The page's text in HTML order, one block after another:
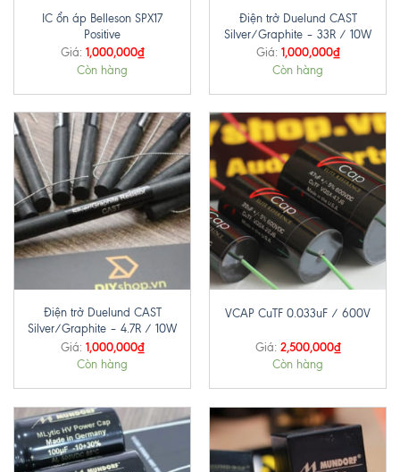
IC ổn áp Belleson SPX17
Positive
Giá: 1,000,000₫
Còn hàng
Điện trở Duelund CAST
Silver/Graphite – 33R / 10W
Giá: 1,000,000₫
Còn hàng
Điện trở Duelund CAST
Silver/Graphite – 4.7R / 10W
Giá: 1,000,000₫
Còn hàng
VCAP CuTF 0.033uF / 600V
Giá: 2,500,000₫
Còn hàng